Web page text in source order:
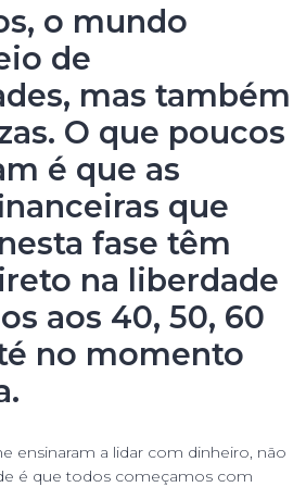
o mundo
de
mas também
O que poucos
é que as
que
fase têm
na liberdade
aos 40, 50, 60
no momento
ensinaram a lidar com dinheiro, não
é que todos começamos com